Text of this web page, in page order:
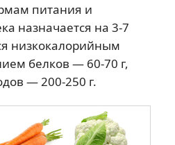
питания и
назначается на 3-7
низкокалорийным
белков — 60-70 г,
— 200-250 г.